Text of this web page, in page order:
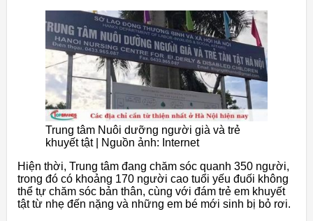
Trung tâm Nuôi dưỡng người già và trẻ
khuyết tật | Nguồn ảnh: Internet
Hiện thời, Trung tâm đang chăm sóc quanh 350 người,
trong đó có khoảng 170 người cao tuổi yếu đuối không
thể tự chăm sóc bản thân, cùng với đám trẻ em khuyết
tật từ nhẹ đến nặng và những em bé mới sinh bị bỏ rơi.